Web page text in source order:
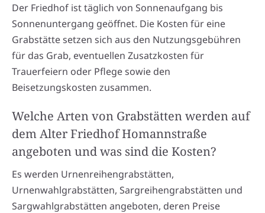
Der Friedhof ist täglich von Sonnenaufgang bis
Sonnenuntergang geöffnet. Die Kosten für eine
Grabstätte setzen sich aus den Nutzungsgebühren
für das Grab, eventuellen Zusatzkosten für
Trauerfeiern oder Pflege sowie den
Beisetzungskosten zusammen.
Welche Arten von Grabstätten werden auf
dem Alter Friedhof Homannstraße
angeboten und was sind die Kosten?
Es werden Urnenreihengrabstätten,
Urnenwahlgrabstätten, Sargreihengrabstätten und
Sargwahlgrabstätten angeboten, deren Preise